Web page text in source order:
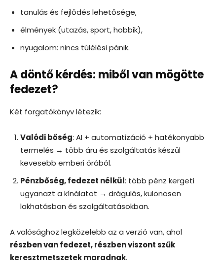
tanulás és fejlődés lehetősége,
élmények (utazás, sport, hobbik),
nyugalom: nincs túlélési pánik.
A döntő kérdés: miből van mögötte
fedezet?
Két forgatókönyv létezik:
Valódi bőség: AI + automatizáció + hatékonyabb
termelés → több áru és szolgáltatás készül
kevesebb emberi órából.
Pénzbőség, fedezet nélkül: több pénz kergeti
ugyanazt a kínálatot → drágulás, különösen
lakhatásban és szolgáltatásokban.
A valósághoz legközelebb az a verzió van, ahol
részben van fedezet, részben viszont szűk
keresztmetszetek maradnak.